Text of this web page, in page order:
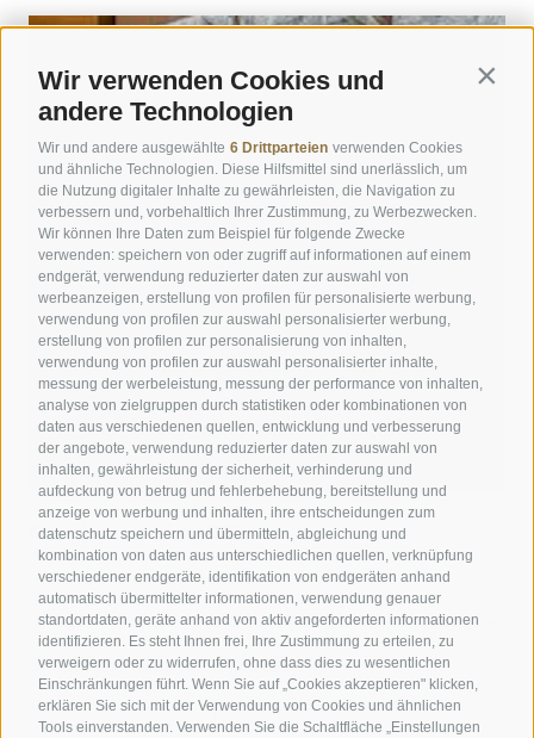
Wir verwenden Cookies und
andere Technologien
Wir und andere ausgewählte 6 Drittparteien verwenden Cookies
und ähnliche Technologien. Diese Hilfsmittel sind unerlässlich, um
die Nutzung digitaler Inhalte zu gewährleisten, die Navigation zu
verbessern und, vorbehaltlich Ihrer Zustimmung, zu Werbezwecken.
Wir können Ihre Daten zum Beispiel für folgende Zwecke
verwenden: speichern von oder zugriff auf informationen auf einem
endgerät, verwendung reduzierter daten zur auswahl von
werbeanzeigen, erstellung von profilen für personalisierte werbung,
verwendung von profilen zur auswahl personalisierter werbung,
erstellung von profilen zur personalisierung von inhalten,
verwendung von profilen zur auswahl personalisierter inhalte,
messung der werbeleistung, messung der performance von inhalten,
analyse von zielgruppen durch statistiken oder kombinationen von
daten aus verschiedenen quellen, entwicklung und verbesserung
der angebote, verwendung reduzierter daten zur auswahl von
inhalten, gewährleistung der sicherheit, verhinderung und
aufdeckung von betrug und fehlerbehebung, bereitstellung und
anzeige von werbung und inhalten, ihre entscheidungen zum
datenschutz speichern und übermitteln, abgleichung und
kombination von daten aus unterschiedlichen quellen, verknüpfung
verschiedener endgeräte, identifikation von endgeräten anhand
automatisch übermittelter informationen, verwendung genauer
standortdaten, geräte anhand von aktiv angeforderten informationen
identifizieren. Es steht Ihnen frei, Ihre Zustimmung zu erteilen, zu
verweigern oder zu widerrufen, ohne dass dies zu wesentlichen
Einschränkungen führt. Wenn Sie auf „Cookies akzeptieren" klicken,
erklären Sie sich mit der Verwendung von Cookies und ähnlichen
Tools einverstanden. Verwenden Sie die Schaltfläche „Einstellungen
Kronplatz Hotel ANDER
Ruhig wohnen nahe dem Zentrum von Bruneck
Zeitgemäßer Stil mit Sinn für Tradition
Eigener Garten mit Pool & Naturerlebnisse am Kronplatz ganz
nah
Südtiroler Spezialitäten genießen
ZUM HOTEL ANDER